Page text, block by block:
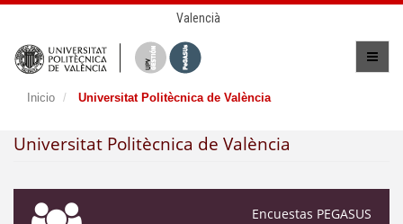
Valencià
Inicio Universitat Politècnica de València
Universitat Politècnica de València
Encuestas PEGASUS